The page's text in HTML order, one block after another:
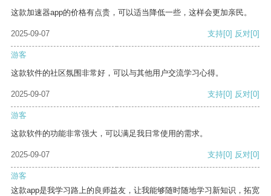
这款加速器app的价格有点贵，可以适当降低一些，这样会更加亲民。
2025-09-07 支持[0] 反对[0]
游客
这款软件的社区氛围非常好，可以与其他用户交流学习心得。
2025-09-07 支持[0] 反对[0]
游客
这款软件的功能非常强大，可以满足我日常使用的需求。
2025-09-07 支持[0] 反对[0]
游客
这款app是我学习路上的良师益友，让我能够随时随地学习新知识，拓宽